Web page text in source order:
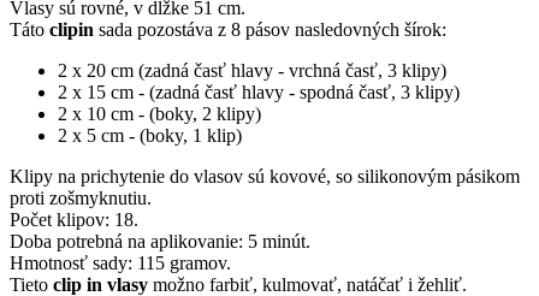
Vlasy sú rovné, v dĺžke 51 cm.
Táto clipin sada pozostáva z 8 pásov nasledovných šírok:
2 x 20 cm (zadná časť hlavy - vrchná časť, 3 klipy)
2 x 15 cm - (zadná časť hlavy - spodná časť, 3 klipy)
2 x 10 cm - (boky, 2 klipy)
2 x 5 cm - (boky, 1 klip)
Klipy na prichytenie do vlasov sú kovové, so silikonovým pásikom
proti zošmyknutiu.
Počet klipov: 18.
Doba potrebná na aplikovanie: 5 minút.
Hmotnosť sady: 115 gramov.
Tieto clip in vlasy možno farbiť, kulmovať, natáčať i žehliť.